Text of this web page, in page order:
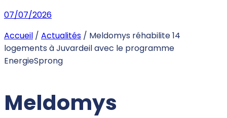
07/07/2026
Accueil / Actualités / Meldomys réhabilite 14
logements à Juvardeil avec le programme
EnergieSprong
Meldomys